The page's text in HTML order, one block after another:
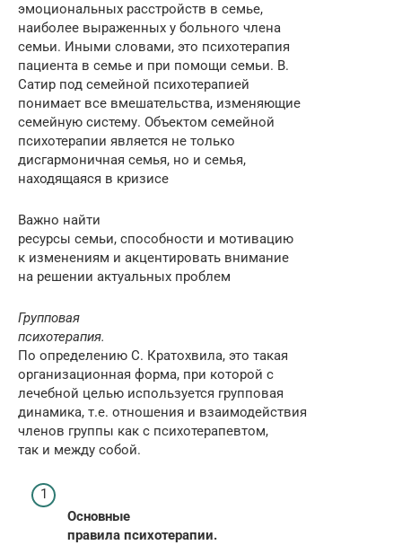
эмоциональных расстройств в семье,
наиболее выраженных у больного члена
семьи. Иными словами, это психотерапия
пациента в семье и при помощи семьи. В.
Сатир под семейной психотерапией
понимает все вмешательства, изменяющие
семейную систему. Объектом семейной
психотерапии является не только
дисгармоничная семья, но и семья,
находящаяся в кризисе
Важно найти
ресурсы семьи, способности и мотивацию
к изменениям и акцентировать внимание
на решении актуальных проблем
Групповая
психотерапия.
По определению С. Кратохвила, это такая
организационная форма, при которой с
лечебной целью используется групповая
динамика, т.е. отношения и взаимодействия
членов группы как с психотерапевтом,
так и между собой.
Основные
правила психотерапии.